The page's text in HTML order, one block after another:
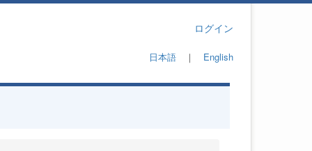
ログイン
日本語｜ English